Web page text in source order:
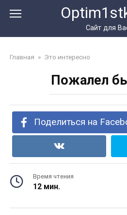
Сайт для
Главная » Это интересно
Пожалел
Поделиться на
Время чтения
12 мин.